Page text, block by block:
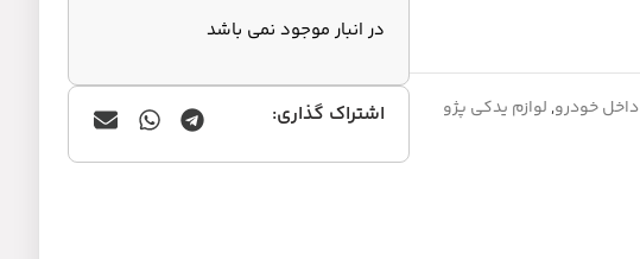
داخل خودرو,لوازم یدکی پژو
در انبار موجود نمی باشد
اشتراک گذاری: